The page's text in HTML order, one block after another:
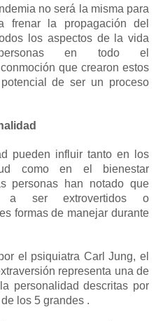
no será la misma para
frenar la propagación del
los aspectos de la vida
en todo el
que crearon estos
de ser un proceso
pueden influir tanto en
los
como en el bienestar
personas han notado que
a serextrovertidos o
formas de manejar durante
el psiquiatra Carl Jung, el
representa una de
personalidad descritas por
los 5 grandes .